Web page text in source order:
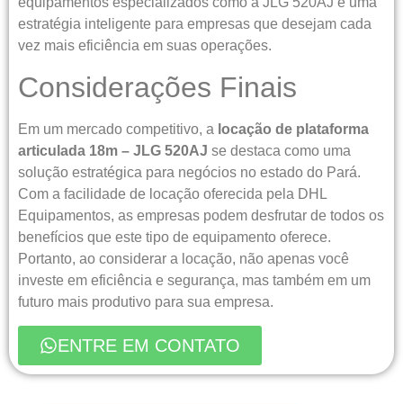
estratégia inteligente para empresas que desejam cada
vez mais eficiência em suas operações.
Considerações Finais
Em um mercado competitivo, a locação de plataforma
articulada 18m – JLG 520AJ se destaca como uma
solução estratégica para negócios no estado do Pará.
Com a facilidade de locação oferecida pela DHL
Equipamentos, as empresas podem desfrutar de todos os
benefícios que este tipo de equipamento oferece.
Portanto, ao considerar a locação, não apenas você
investe em eficiência e segurança, mas também em um
futuro mais produtivo para sua empresa.
ENTRE EM CONTATO